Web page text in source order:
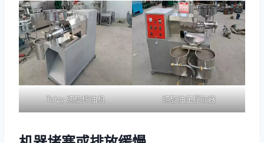
Taizy 螺旋榨油机 螺旋油压提取器